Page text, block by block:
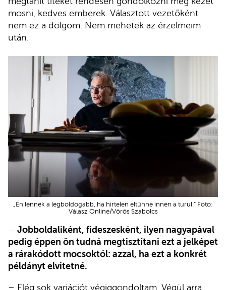
mosni, kedves emberek. Választott vezetőként
nem ez a dolgom. Nem mehetek az érzelmeim
után.
„Én lennék a legboldogabb, ha hirtelen eltűnne innen a turul.” Fotó:
Válasz Online/Vörös Szabolcs
– Jobboldaliként, fideszesként, ilyen nagyapával
pedig éppen ön tudná megtisztítani ezt a jelképet
a rárakódott mocsoktól: azzal, ha ezt a konkrét
példányt elvitetné.
– Elég sok variációt végiggondoltam. Végül arra